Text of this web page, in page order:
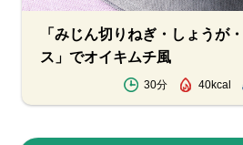
「みじん切りねぎ・しょうが
ス」でオイキムチ風
30分 40kcal